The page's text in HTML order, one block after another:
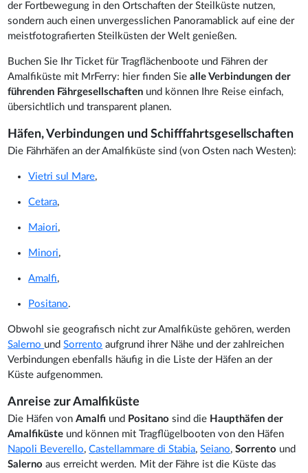
der Fortbewegung in den Ortschaften der Steilküste nutzen,
sondern auch einen unvergesslichen Panoramablick auf eine der
meistfotografierten Steilküsten der Welt genießen.
Buchen Sie Ihr Ticket für Tragflächenboote und Fähren der
Amalfiküste mit MrFerry: hier finden Siealle Verbindungen der
führenden Fährgesellschaften und können Ihre Reise einfach,
übersichtlich und transparent planen.
Häfen, Verbindungen und Schifffahrtsgesellschaften
Die Fährhäfen an der Amalfiküste sind (von Osten nach Westen):
Vietri sul Mare,
Cetara,
Maiori,
Minori,
Amalfi,
Positano.
Obwohl sie geografisch nicht zur Amalfiküste gehören, werden
Salerno undSorrento aufgrund ihrer Nähe und der zahlreichen
Verbindungen ebenfalls häufig in die Liste der Häfen an der
Küste aufgenommen.
Anreise zur Amalfiküste
Die Häfen vonAmalfi und Positanosind die Haupthäfen der
Amalfiküste und können mit Tragflügelbooten von den Häfen
Napoli Beverello,Castellammare di Stabia,Seiano,Sorrento und
Salernoaus erreicht werden. Mit der Fähre ist die Küste das